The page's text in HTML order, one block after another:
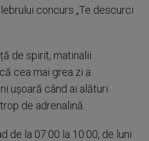
concurs „Te descurci
de spirit, matinalii
cea mai grea zi a
ușoară când ai alături
de adrenalină.
de la 07:00 la 10:00, de luni